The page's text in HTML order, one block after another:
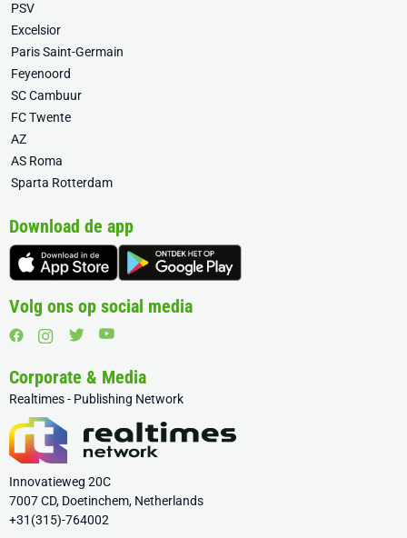
PSV
Excelsior
Paris Saint-Germain
Feyenoord
SC Cambuur
FC Twente
AZ
AS Roma
Sparta Rotterdam
Download de app
Volg ons op social media
Corporate & Media
Realtimes - Publishing Network
Innovatieweg 20C
7007 CD, Doetinchem, Netherlands
+31(315)-764002